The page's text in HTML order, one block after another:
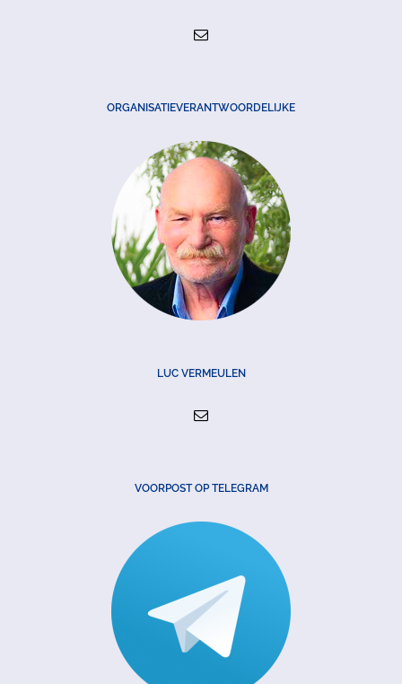
ORGANISATIEVERANTWOORDELIJKE
LUC VERMEULEN
VOORPOST OP TELEGRAM